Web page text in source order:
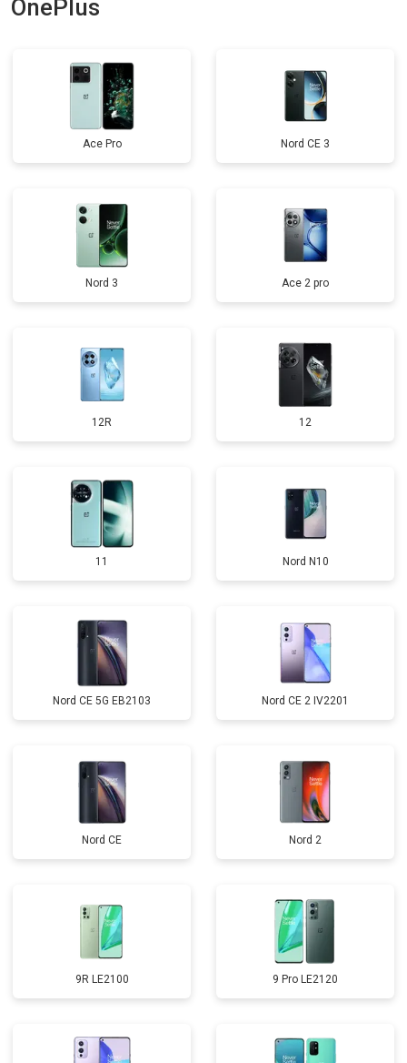
OnePlus
Ace Pro Nord CE 3
Nord 3 Ace 2 pro
12R 12
11 Nord N10
Nord CE 5G EB2103 Nord CE 2 IV2201
Nord CE Nord 2
9R LE2100 9 Pro LE2120